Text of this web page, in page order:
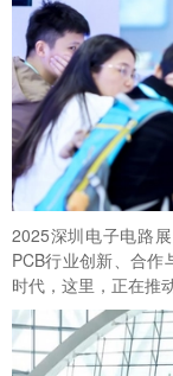
2025深圳电子电路展
PCB行业创新、合作
时代，这里，正在推